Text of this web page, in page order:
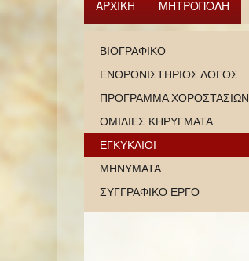
ΑΡΧΙΚΗ ΜΗΤΡΟΠΟΛΗ
ΒΙΟΓΡΑΦΙΚΟ
ΕΝΘΡΟΝΙΣΤΗΡΙΟΣ ΛΟΓΟΣ
ΠΡΟΓΡΑΜΜΑ ΧΟΡΟΣΤΑΣΙΩΝ
ΟΜΙΛΙΕΣ ΚΗΡΥΓΜΑΤΑ
ΕΓΚΥΚΛΙΟΙ
ΜΗΝΥΜΑΤΑ
ΣΥΓΓΡΑΦΙΚΟ ΕΡΓΟ